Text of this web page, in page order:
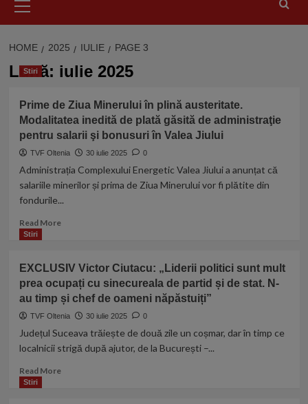
Menu
HOME 2025 IULIE PAGE 3
Lună: iulie 2025
Stiri
Prime de Ziua Minerului în plină austeritate.
Modalitatea inedită de plată găsită de administraţie
pentru salarii şi bonusuri în Valea Jiului
TVF Oltenia 30 iulie 2025 0
Administrația Complexului Energetic Valea Jiului a anunțat că
salariile minerilor și prima de Ziua Minerului vor fi plătite din
fondurile...
Read MoreRead
de
Ziua
Minerului
în
austeritate.
Modalitatea
Stiri
EXCLUSIV Victor Ciutacu: „Liderii politici sunt mult
prea ocupați cu sinecureala de partid și de stat. N-
au timp și chef de oameni năpăstuiți”
TVF Oltenia 30 iulie 2025 0
Județul Suceava trăiește de două zile un coșmar, dar în timp ce
localnicii strigă după ajutor, de la București –...
Read MoreRead
Stiri